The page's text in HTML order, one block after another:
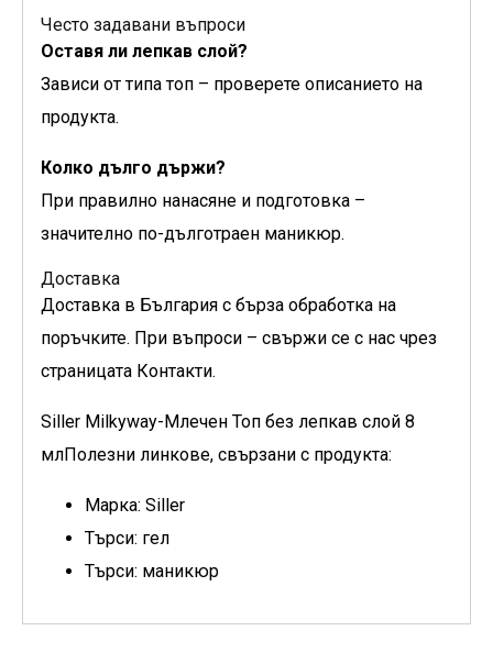
Често задавани въпроси
Оставя ли лепкав слой?
Зависи от типа топ – проверете описанието на
продукта.
Колко дълго държи?
При правилно нанасяне и подготовка –
значително по-дълготраен маникюр.
Доставка
Доставка в България с бърза обработка на
поръчките. При въпроси – свържи се с нас чрез
страницата Контакти.
Siller Milkyway-Млечен Топ без лепкав слой 8
млПолезни линкове, свързани с продукта:
Марка: Siller
Търси: гел
Търси: маникюр